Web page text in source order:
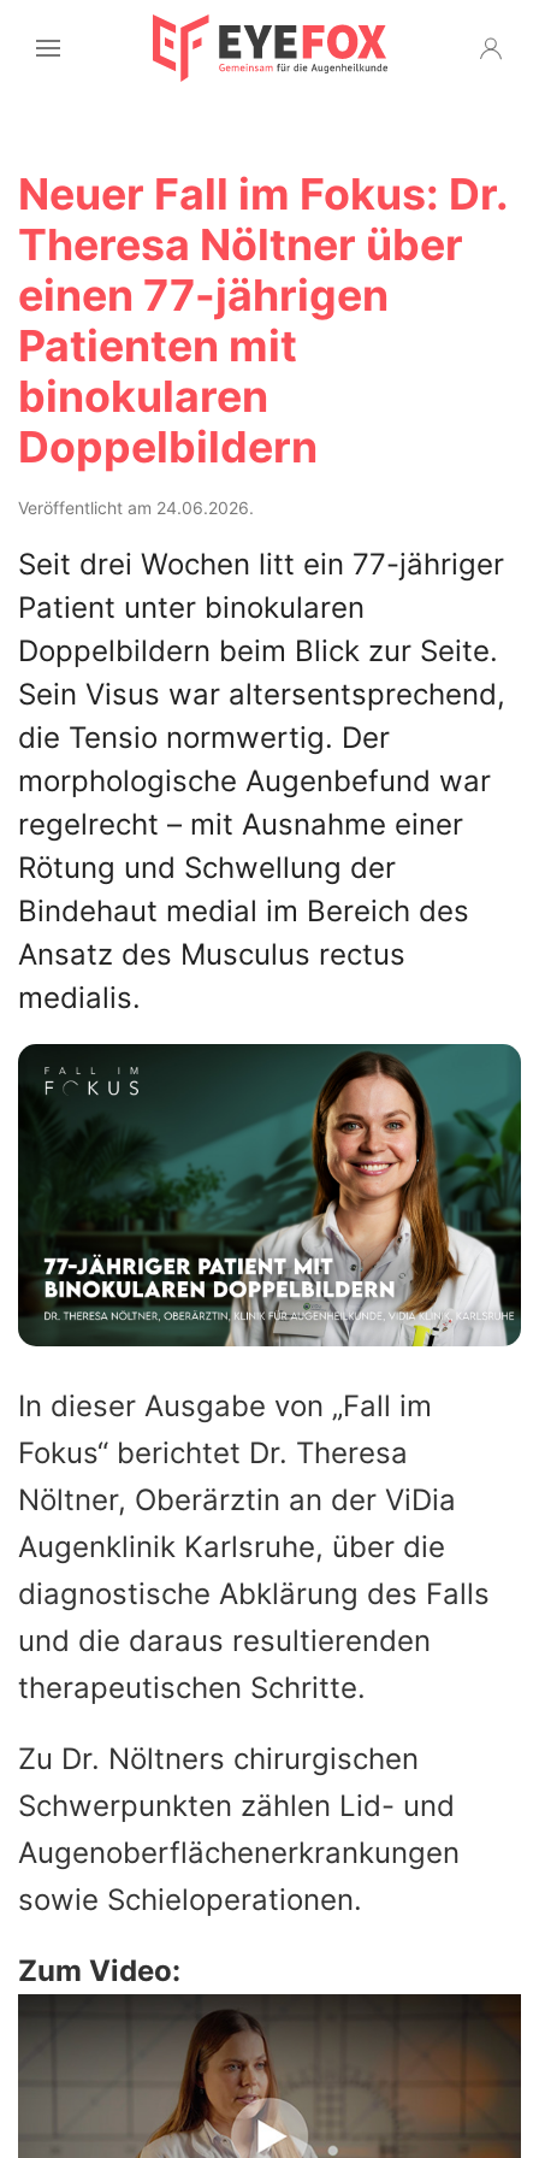
Neuer Fall im Fokus: Dr.
Theresa Nöltner über
einen 77-jährigen
Patienten mit
binokularen
Doppelbildern
Veröffentlicht am 24.06.2026.
Seit drei Wochen litt ein 77-jähriger
Patient unter binokularen
Doppelbildern beim Blick zur Seite.
Sein Visus war altersentsprechend,
die Tensio normwertig. Der
morphologische Augenbefund war
regelrecht – mit Ausnahme einer
Rötung und Schwellung der
Bindehaut medial im Bereich des
Ansatz des Musculus rectus
medialis.
In dieser Ausgabe von „Fall im
Fokus“ berichtet Dr. Theresa
Nöltner, Oberärztin an der ViDia
Augenklinik Karlsruhe, über die
diagnostische Abklärung des Falls
und die daraus resultierenden
therapeutischen Schritte.
Zu Dr. Nöltners chirurgischen
Schwerpunkten zählen Lid- und
Augenoberflächenerkrankungen
sowie Schieloperationen.
Zum Video: